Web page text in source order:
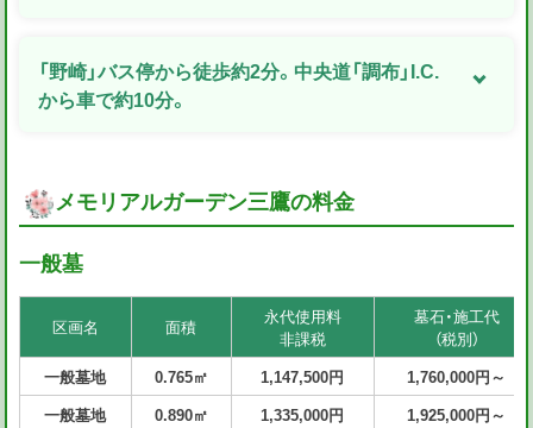
「野崎」バス停から徒歩約2分。中央道「調布」I.C.
から車で約10分。
メモリアルガーデン三鷹の料金
一般墓
区画名 面積
永代使用料
非課税
墓石・施工代
（税別）
一般墓地
0.765㎡ 1,147,500円
1,760,000円～
一般墓地
0.890㎡ 1,335,000円
1,925,000円～